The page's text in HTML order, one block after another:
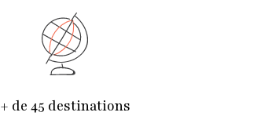
+ de 45 destinations